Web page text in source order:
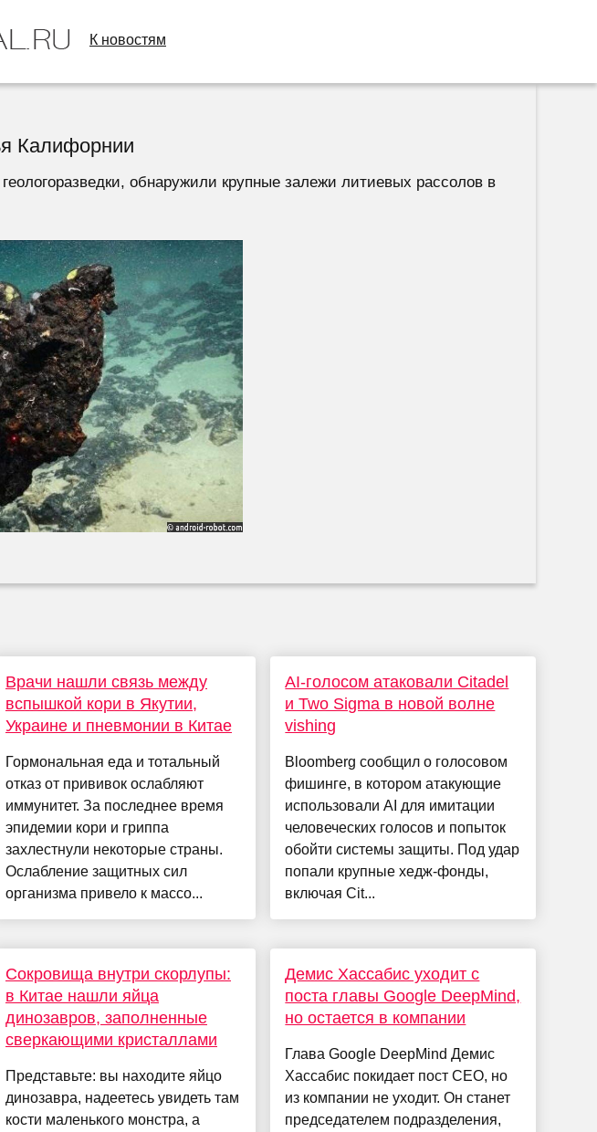
К новостям
Калифорнии
обнаружили крупные залежи литиевых рассолов в
Врачи нашли связь между
вспышкой кори в Якутии,
Украине и пневмонии в Китае
Гормональная еда и тотальный
отказ от прививок ослабляют
иммунитет. За последнее время
эпидемии кори и гриппа
захлестнули некоторые страны.
Ослабление защитных сил
организма привело к массо...
Сокровища внутри скорлупы:
в Китае нашли яйца
динозавров, заполненные
сверкающими кристаллами
Представьте: вы находите яйцо
динозавра, надеетесь увидеть там
кости маленького монстра, а
AI-голосом атаковали Citadel
и Two Sigma в новой волне
vishing
Bloomberg сообщил о голосовом
фишинге, в котором атакующие
использовали AI для имитации
человеческих голосов и попыток
обойти системы защиты. Под удар
попали крупные хедж-фонды,
включая Cit...
Демис Хассабис уходит с
поста главы Google DeepMind,
но остается в компании
Глава Google DeepMind Демис
Хассабис покидает пост CEO, но
из компании не уходит. Он станет
председателем подразделения,